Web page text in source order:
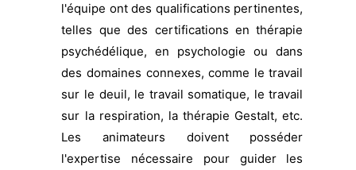
l'équipe ont des qualifications pertinentes,
telles que des certifications en thérapie
psychédélique, en psychologie ou dans
des domaines connexes, comme le travail
sur le deuil, le travail somatique, le travail
sur la respiration, la thérapie Gestalt, etc.
Les animateurs doivent posséder
l'expertise nécessaire pour guider les